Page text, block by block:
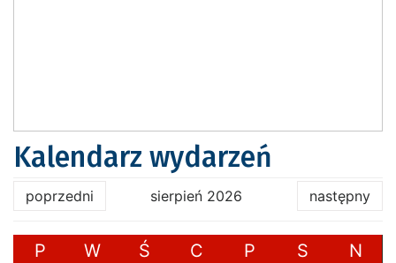
Kalendarz wydarzeń
poprzedni sierpień 2026 następny
P W Ś C P S N